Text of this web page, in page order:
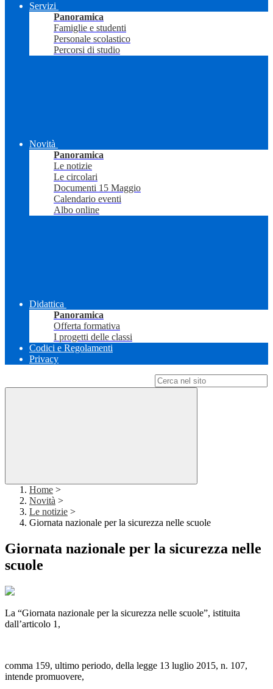
Servizi
Panoramica
Famiglie e studenti
Personale scolastico
Percorsi di studio
Novità
Panoramica
Le notizie
Le circolari
Documenti 15 Maggio
Calendario eventi
Albo online
Didattica
Panoramica
Offerta formativa
I progetti delle classi
Codici e Regolamenti
Privacy
Home >
Novità >
Le notizie >
Giornata nazionale per la sicurezza nelle scuole
Giornata nazionale per la sicurezza nelle
scuole
La “Giornata nazionale per la sicurezza nelle scuole”, istituita
dall’articolo 1,
comma 159, ultimo periodo, della legge 13 luglio 2015, n. 107,
intende promuovere,